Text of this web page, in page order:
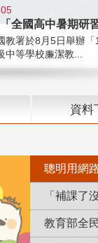
教署於8月5日舉辦「
中等學校廉潔教...
資料
聰明用網
教育部全